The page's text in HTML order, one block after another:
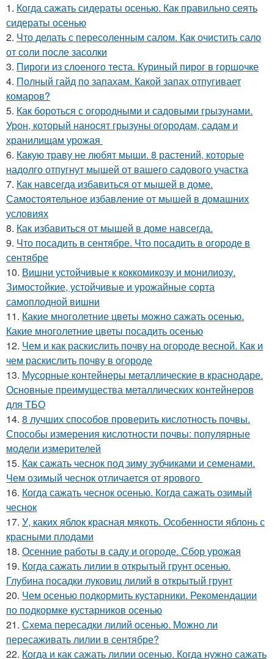
1. Когда сажать сидераты осенью. Как правильно сеять
сидераты осенью
2. Что делать с пересоленным салом. Как очистить сало
от соли после засолки
3. Пироги из слоеного теста. Куриный пирог в горшочке
4. Полный гайд по запахам. Какой запах отпугивает
комаров?
5. Как бороться с огородными и садовыми грызунами.
Урон, который наносят грызуны огородам, садам и
хранилищам урожая
6. Какую траву не любят мыши. 8 растений, которые
надолго отпугнут мышей от вашего садового участка
7. Как навсегда избавиться от мышей в доме.
Самостоятельное избавление от мышей в домашних
условиях
8. Как избавиться от мышей в доме навсегда.
9. Что посадить в сентябре. Что посадить в огороде в
сентябре
10. Вишни устойчивые к коккомикозу и монилиозу.
Зимостойкие, устойчивые и урожайные сорта
самоплодной вишни
11. Какие многолетние цветы можно сажать осенью.
Какие многолетние цветы посадить осенью
12. Чем и как раскислить почву на огороде весной. Как и
чем раскислить почву в огороде
13. Мусорные контейнеры металлические в краснодаре.
Основные преимущества металлических контейнеров
для ТБО
14. 8 лучших способов проверить кислотность почвы.
Способы измерения кислотности почвы: популярные
модели измерителей
15. Как сажать чеснок под зиму зубчиками и семенами.
Чем озимый чеснок отличается от ярового
16. Когда сажать чеснок осенью. Когда сажать озимый
чеснок
17. У, каких яблок красная мякоть. Особенности яблонь с
красными плодами
18. Осенние работы в саду и огороде. Сбор урожая
19. Когда сажать лилии в открытый грунт осенью.
Глубина посадки луковиц лилий в открытый грунт
20. Чем осенью подкормить кустарники. Рекомендации
по подкормке кустарников осенью
21. Схема пересадки лилий осенью. Можно ли
пересаживать лилии в сентябре?
22. Когда и как сажать лилии осенью. Когда нужно сажать